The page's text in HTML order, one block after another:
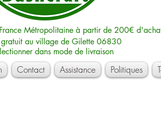
Métropolitaine à partir de 200€
gratuit au village de Gilette 06830
dans mode de livraison
Contact Assistance Politiques